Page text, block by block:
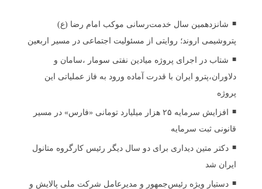
شانزدهمین سال خدمت‌رسانی موکب امام رضا (ع)
پتروشیمی اروند؛ روایتی از مسئولیت اجتماعی در مسیر اربعین
شتاب در اجرای پروژه میادین نفتی سومار ،سامان و
دلاوران،پترو ایران با قدرت آماده ورود به فاز عملیاتی این
پروژه
افزایش سرمایه ۲۵ هزار میلیارد تومانی «فارس» در مسیر
قانونی ثبت سرمایه
دکتر متین دیداری برای دو سال دیگر رئیس کارگروه متانول
ایران شد
دستیار ویژه رئیس‌جمهور و مدیرعامل شرکت ملی پالایش و